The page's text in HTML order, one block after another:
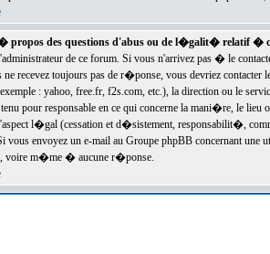
propos des questions d'abus ou de l�galit� relatif �
de ce forum. Si vous n'arrivez pas � le
ne recevez toujours pas de r�ponse, vous devriez
: yahoo, free.fr, f2s.com, etc.), la direction ou le
pour responsable en ce qui concerne la mani�re, le
l�gal (cessation et d�sistement, responsabilit�,
envoyez un e-mail au Groupe phpBB concernant une
voire m�me � aucune r�ponse.